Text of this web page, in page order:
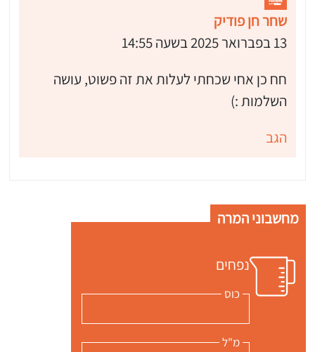
שחר חן פודיק
13 בפברואר 2025 בשעה 14:55
חח כן אחי שכחתי לעלות את זה פשוט, עושה
השלמות :)
הגב
מחשבוני המרה
נפחים
כוס
מ"ל